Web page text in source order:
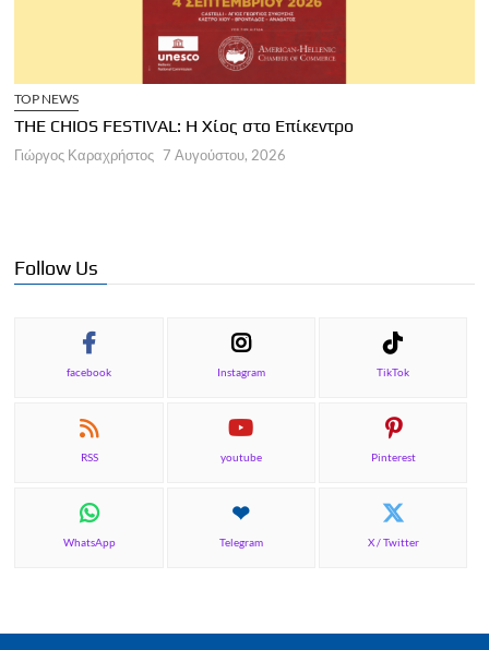
TOP NEWS
THE CHIOS FESTIVAL: Η Χίος στο Επίκεντρο
Γιώργος Καραχρήστος 7 Αυγούστου, 2026
Follow Us
facebook Instagram TikTok
RSS youtube Pinterest
WhatsApp Telegram X / Twitter